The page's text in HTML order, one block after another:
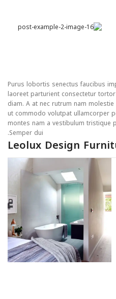
Purus lobortis senectus faucibus
laoreet parturient consectetur
diam. A at nec rutrum nam
ut commodo volutpat ullamcorper
montes nam a vestibulum tristique
Semper dui.